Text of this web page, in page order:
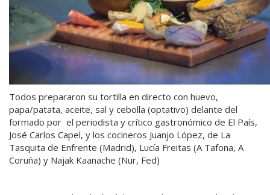
Todos prepararon su tortilla en directo con huevo,
papa/patata, aceite, sal y cebolla (optativo) delante del
formado por el periodista y crítico gastronómico de El País,
José Carlos Capel, y los cocineros Juanjo López, de La
Tasquita de Enfrente (Madrid), Lucía Freitas (A Tafona, A
Coruña) y Najak Kaanache (Nur, Fed)